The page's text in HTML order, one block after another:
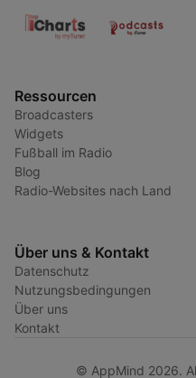
Ressourcen
Broadcasters
Widgets
Fußball im Radio
Blog
Radio-Websites nach Land
Über uns & Kontakt
Datenschutz
Nutzungsbedingungen
Über uns
Kontakt
© AppMind 2026.